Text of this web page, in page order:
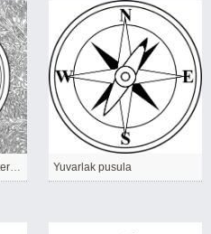
Pusula ibresi kuzeyi gösteriyor Yuvarlak pusula